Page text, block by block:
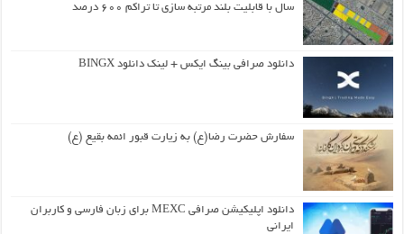
سال با قابلیت بلند مرتبه سازی تا تراکم ۶۰۰ درصد
دانلود صرافی بینگ ایکس + لینک دانلود BINGX
سفارش حضرت رضا(ع) به زیارت قبور ائمه بقیع (ع)
دانلود اپلیکیشن صرافی MEXC برای زبان فارسی و کاربران
ایرانی